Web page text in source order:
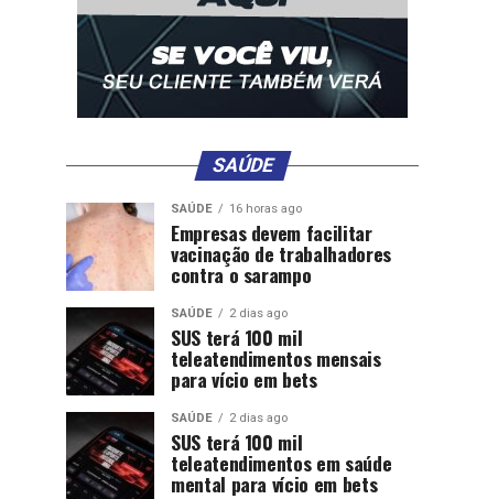
SAÚDE
SAÚDE 16 horas ago
Empresas devem facilitar
vacinação de trabalhadores
contra o sarampo
SAÚDE 2 dias ago
SUS terá 100 mil
teleatendimentos mensais
para vício em bets
SAÚDE 2 dias ago
SUS terá 100 mil
teleatendimentos em saúde
mental para vício em bets